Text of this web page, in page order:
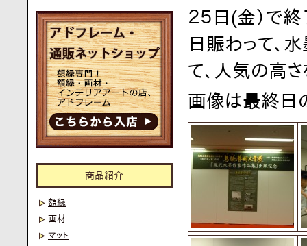
２５日(金）で
日賑わって、
て、人気の高さ
画像は最終日
商品紹介
額縁
画材
マット